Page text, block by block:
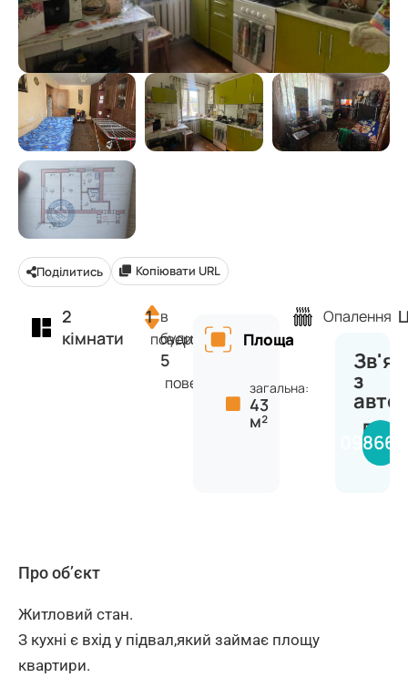
Поділитись Копіювати URL
2
кімнати
1
поверх
в
будинку
5
поверхів
Площа
загальна:
43
м²
Опалення
з
Про об’єкт
Житловий стан.
З кухні є вхід у підвал,який займає площу
квартири.